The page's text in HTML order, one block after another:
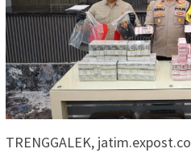
TRENGGALEK,